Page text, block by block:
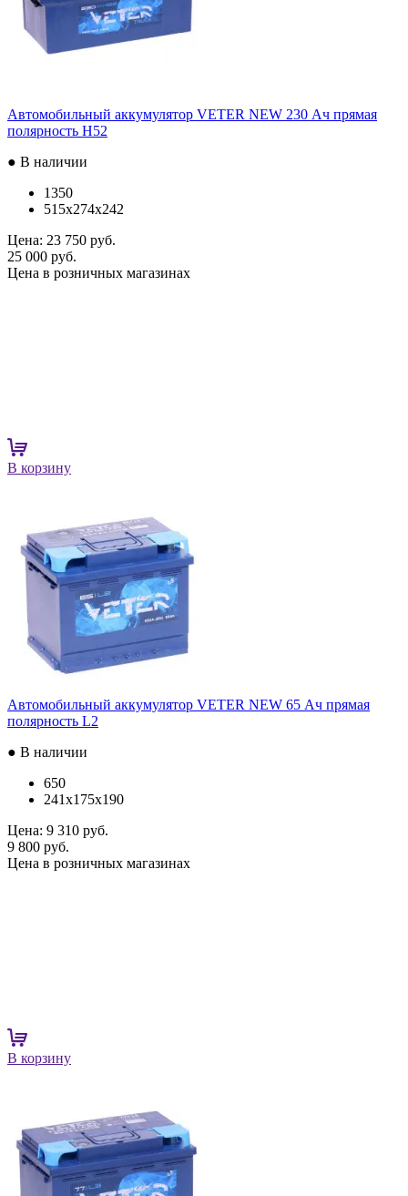
Автомобильный аккумулятор VETER NEW 230 Ач прямая
полярность H52
● В наличии
1350
515x274x242
Цена: 23 750 руб.
25 000 руб.
Цена в розничных магазинах
В корзину
Автомобильный аккумулятор VETER NEW 65 Ач прямая
полярность L2
● В наличии
650
241x175x190
Цена: 9 310 руб.
9 800 руб.
Цена в розничных магазинах
В корзину